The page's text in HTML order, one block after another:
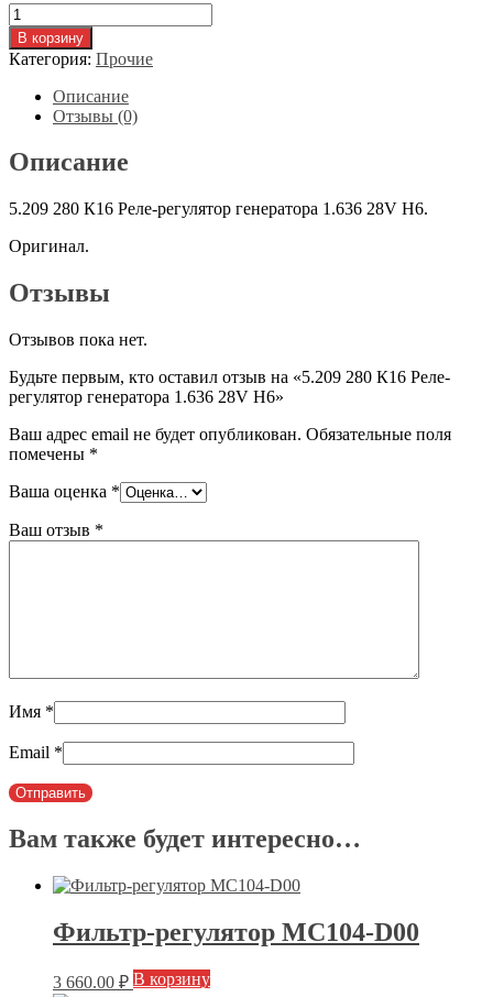
Количество
товара
5.209
280
К16
Реле-
регулятор
генератора
1.636
H6
В корзину
Категория: Прочие
Описание
Отзывы (0)
Описание
5.209 280 К16 Реле-регулятор генератора 1.636 28V H6.
Оригинал.
Отзывы
Отзывов пока нет.
Будьте первым, кто оставил отзыв на «5.209 280 К16 Реле-
регулятор генератора 1.636 28V H6»
Ваш адрес email не будет опубликован. Обязательные поля
помечены *
Ваша оценка *
Ваш отзыв *
Имя *
Email *
Вам также будет интересно…
Фильтр-регулятор MC104-D00
3 660.00 ₽ В корзину